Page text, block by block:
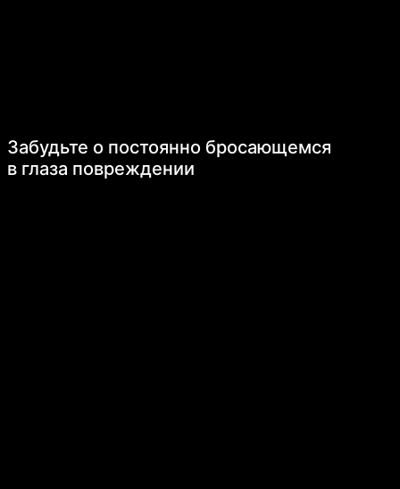
Забудьте о постоянно бросающемся
в глаза повреждении